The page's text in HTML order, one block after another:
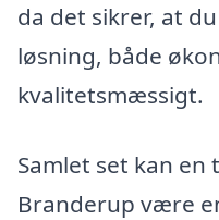
da det sikrer, at
løsning, både
kvalitetsmæssigt.
Samlet set kan
Branderup være